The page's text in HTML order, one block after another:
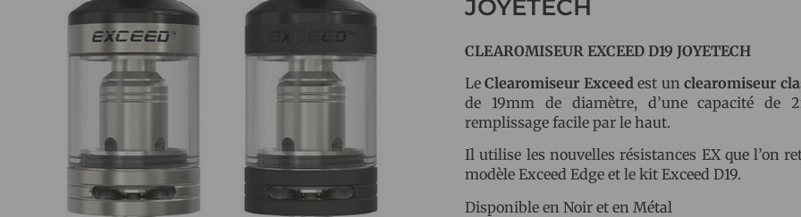
JOYETECH
CLEAROMISEUR EXCEED D19 JOYETECH
LeClearomiseur Exceedest unclearomiseur
de 19mm de diamètre, d’une capacité de
remplissage facile par le haut.
Il utilise les nouvelles résistances EX que l’on
modèle Exceed Edge et le kit Exceed D19.
Disponible en Noir et en Métal